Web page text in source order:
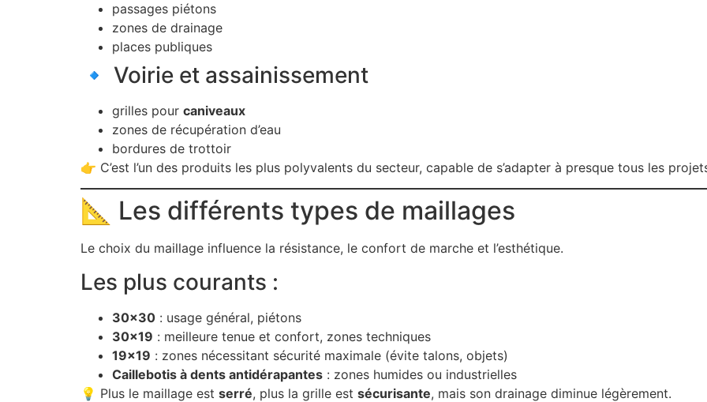
passages piétons
zones de drainage
places publiques
🔹 Voirie et assainissement
grilles pour caniveaux
zones de récupération d’eau
bordures de trottoir
👉 C’est l’un des produits les plus polyvalents du secteur, capable de s’adapter à presque tous les
📐 Les différents types de maillages
Le choix du maillage influence la résistance, le confort de marche et l’esthétique.
Les plus courants :
30×30 : usage général, piétons
30×19 : meilleure tenue et confort, zones techniques
19×19 : zones nécessitant sécurité maximale (évite talons, objets)
Caillebotis à dents antidérapantes : zones humides ou industrielles
💡 Plus le maillage est serré, plus la grille est sécurisante, mais son drainage diminue légèrement.